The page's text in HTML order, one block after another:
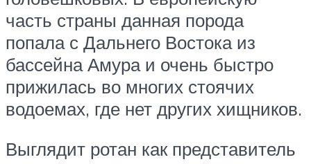
часть страны данная порода
попала с Дальнего Востока из
бассейна Амура и очень быстро
прижилась во многих стоячих
водоемах, где нет других хищников.
Выглядит ротан как представитель